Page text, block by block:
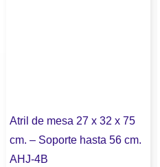
Atril de mesa 27 x 32 x 75
cm. – Soporte hasta 56 cm.
AHJ-4B